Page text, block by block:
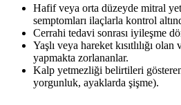
Hafif veya orta düzeyde mitral
semptomları ilaçlarla kontrol
Cerrahi tedavi sonrası iyileşme
Yaşlı veya hareket kısıtlılığı
yapmakta zorlananlar.
Kalp yetmezliği belirtileri
yorgunluk, ayaklarda şişme).